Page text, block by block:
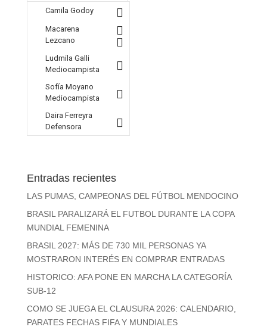
Camila Godoy
Macarena
Lezcano
Ludmila Galli
Mediocampista
Sofía Moyano
Mediocampista
Daira Ferreyra
Defensora
Entradas recientes
LAS PUMAS, CAMPEONAS DEL FÚTBOL MENDOCINO
BRASIL PARALIZARÁ EL FUTBOL DURANTE LA COPA
MUNDIAL FEMENINA
BRASIL 2027: MÁS DE 730 MIL PERSONAS YA
MOSTRARON INTERÉS EN COMPRAR ENTRADAS
HISTORICO: AFA PONE EN MARCHA LA CATEGORÍA
SUB-12
COMO SE JUEGA EL CLAUSURA 2026: CALENDARIO,
PARATES FECHAS FIFA Y MUNDIALES